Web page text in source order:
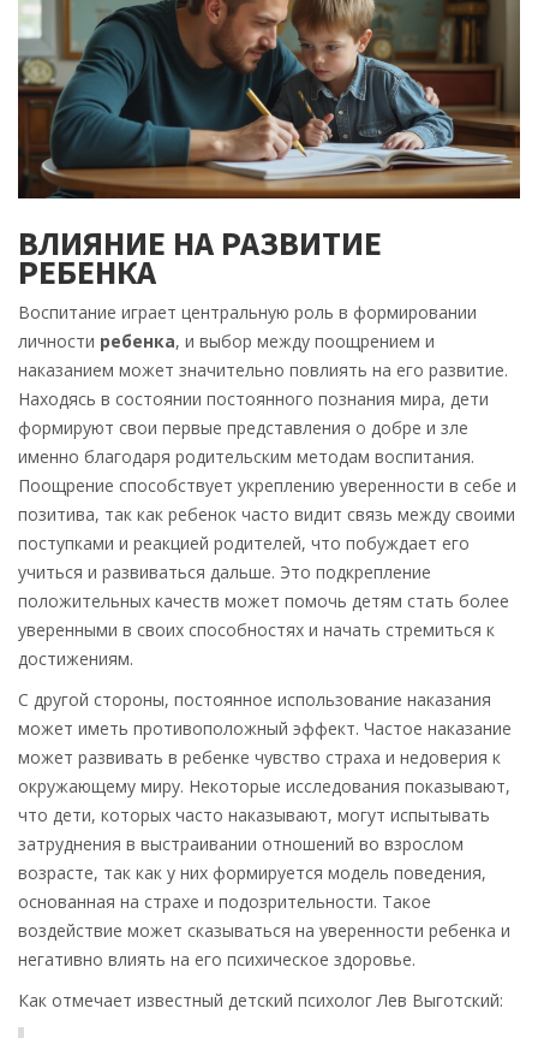
ВЛИЯНИЕ НА РАЗВИТИЕ
РЕБЕНКА
Воспитание играет центральную роль в формировании
личности ребенка, и выбор между поощрением и
наказанием может значительно повлиять на его развитие.
Находясь в состоянии постоянного познания мира, дети
формируют свои первые представления о добре и зле
именно благодаря родительским методам воспитания.
Поощрение способствует укреплению уверенности в себе и
позитива, так как ребенок часто видит связь между своими
поступками и реакцией родителей, что побуждает его
учиться и развиваться дальше. Это подкрепление
положительных качеств может помочь детям стать более
уверенными в своих способностях и начать стремиться к
достижениям.
С другой стороны, постоянное использование наказания
может иметь противоположный эффект. Частое наказание
может развивать в ребенке чувство страха и недоверия к
окружающему миру. Некоторые исследования показывают,
что дети, которых часто наказывают, могут испытывать
затруднения в выстраивании отношений во взрослом
возрасте, так как у них формируется модель поведения,
основанная на страхе и подозрительности. Такое
воздействие может сказываться на уверенности ребенка и
негативно влиять на его психическое здоровье.
Как отмечает известный детский психолог Лев Выготский: